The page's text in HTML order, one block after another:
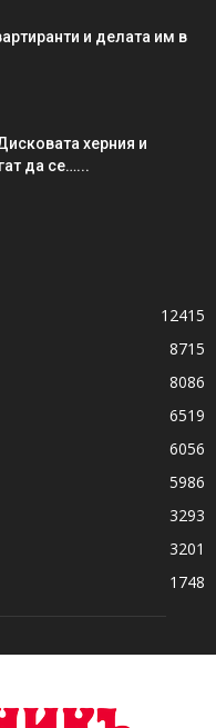
и делата им в
херния и
да се…...
12415
8715
8086
6519
6056
5986
3293
3201
1748